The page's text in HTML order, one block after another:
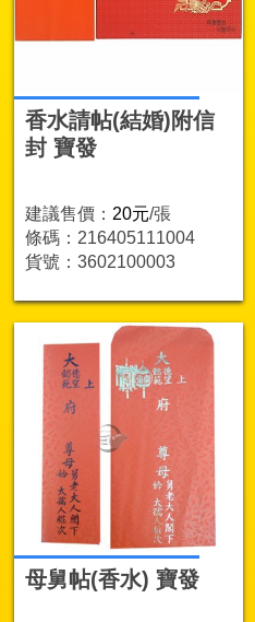
香水請帖(結婚)附信
封 寶發
建議售價： 20元/張
條碼：216405111004
貨號：3602100003
母舅帖(香水) 寶發